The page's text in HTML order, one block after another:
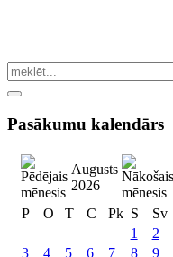
Pasākumu kalendārs
Augusts
2026
P
O T C Pk S
Sv
1
2
3
4 5 6 7 8 9